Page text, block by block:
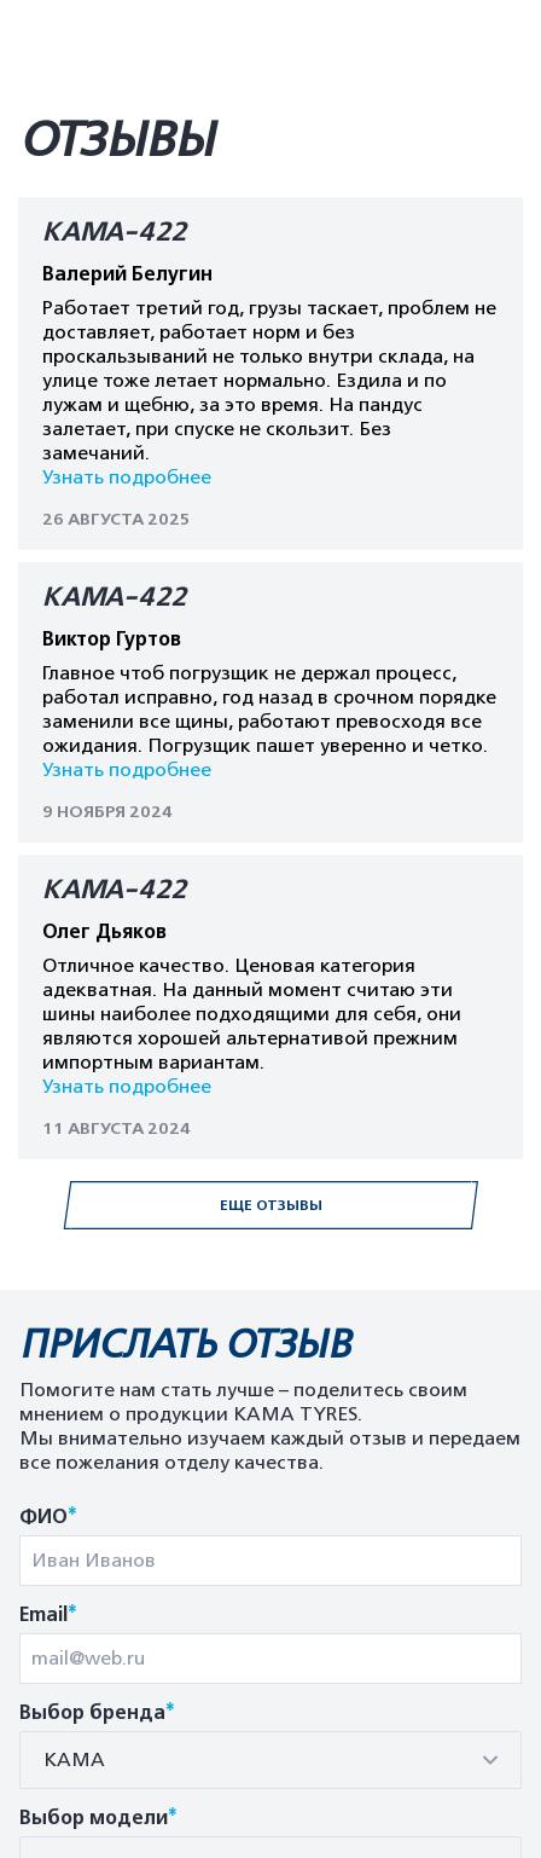
ЕЩЕ ОТЗЫВЫ
ОТЗЫВЫ
КАМА-422
Валерий Белугин
Работает третий год, грузы таскает, проблем не
доставляет, работает норм и без
проскальзываний не только внутри склада, на
улице тоже летает нормально. Ездила и по
лужам и щебню, за это время. На пандус
залетает, при спуске не скользит. Без
замечаний.
Узнать подробнее
26 АВГУСТА 2025
КАМА-422
Виктор Гуртов
Главное чтоб погрузщик не держал процесс,
работал исправно, год назад в срочном порядке
заменили все щины, работают превосходя все
ожидания. Погрузщик пашет уверенно и четко.
Узнать подробнее
9 НОЯБРЯ 2024
КАМА-422
Олег Дьяков
Отличное качество. Ценовая категория
адекватная. На данный момент считаю эти
шины наиболее подходящими для себя, они
являются хорошей альтернативой прежним
импортным вариантам.
Узнать подробнее
11 АВГУСТА 2024
ПРИСЛАТЬ ОТЗЫВ
Помогите нам стать лучше – поделитесь своим
мнением о продукции KAMA TYRES.
Мы внимательно изучаем каждый отзыв и передаем
все пожелания отделу качества.
ФИО*
Email*
Выбор бренда*
КАМА
Выбор модели*